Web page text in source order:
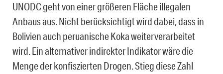
UNODC geht von einer größeren Fläche illegalen
Anbaus aus. Nicht berücksichtigt wird dabei, dass in
Bolivien auch peruanische Koka weiterverarbeitet
wird. Ein alternativer indirekter Indikator wäre die
Menge der konfiszierten Drogen. Stieg diese Zahl